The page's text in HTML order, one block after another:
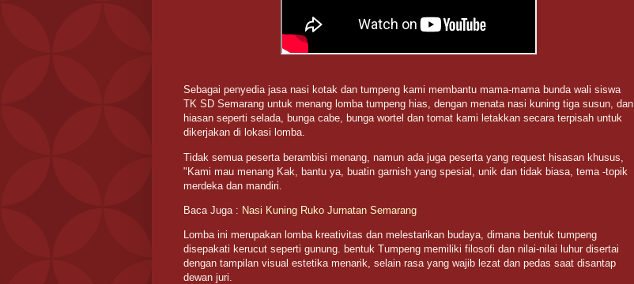
Sebagai penyedia jasa nasi kotak dan tumpeng kami membantu mama-mama bunda wali siswa
TK SD Semarang untuk menang lomba tumpeng hias, dengan menata nasi kuning tiga susun, dan
hiasan seperti selada, bunga cabe, bunga wortel dan tomat kami letakkan secara terpisah untuk
dikerjakan di lokasi lomba.
Tidak semua peserta berambisi menang, namun ada juga peserta yang request hisasan khusus,
"Kami mau menang Kak, bantu ya, buatin garnish yang spesial, unik dan tidak biasa, tema -topik
merdeka dan mandiri.
Baca Juga : Nasi Kuning Ruko Jurnatan Semarang
Lomba ini merupakan lomba kreativitas dan melestarikan budaya, dimana bentuk tumpeng
disepakati kerucut seperti gunung. bentuk Tumpeng memiliki filosofi dan nilai-nilai luhur disertai
dengan tampilan visual estetika menarik, selain rasa yang wajib lezat dan pedas saat disantap
dewan juri.